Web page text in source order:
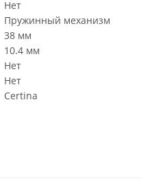
Нет
Пружинный механизм
38 мм
10.4 мм
Нет
Нет
Certina